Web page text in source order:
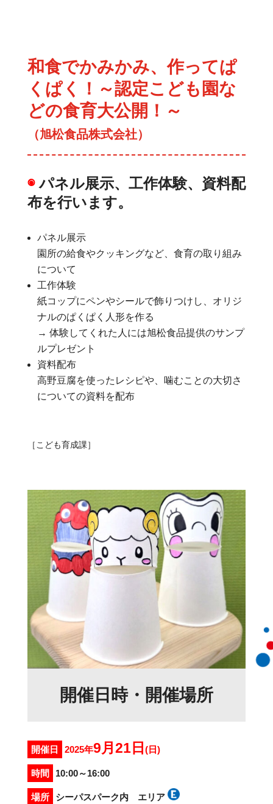
和食でかみかみ、作ってぱ
くぱく！～認定こども園な
どの食育大公開！～
（旭松食品株式会社）
◉パネル展示、工作体験、資料配
布を行います。
パネル展示
園所の給食やクッキングなど、食育の取り組み
について
工作体験
紙コップにペンやシールで飾りつけし、オリジ
ナルのぱくぱく人形を作る
→ 体験してくれた人には旭松食品提供のサンプ
ルプレゼント
資料配布
高野豆腐を使ったレシピや、噛むことの大切さ
についての資料を配布
［こども育成課］
開催日時・開催場所
開催日 2025年9月21日 (日)
時間 10:00～16:00
場所 シーパスパーク内 エリア